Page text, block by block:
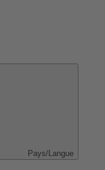
Pays/Langue